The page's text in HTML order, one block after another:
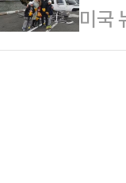
(22),
난해
미국
기에